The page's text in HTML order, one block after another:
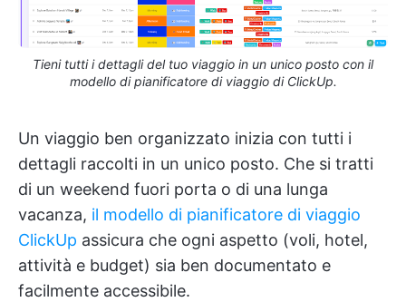
Tieni tutti i dettagli del tuo viaggio in un unico posto con il
modello di pianificatore di viaggio di ClickUp.
Un viaggio ben organizzato inizia con tutti i
dettagli raccolti in un unico posto. Che si tratti
di un weekend fuori porta o di una lunga
vacanza, il modello di pianificatore di viaggio
ClickUp assicura che ogni aspetto (voli, hotel,
attività e budget) sia ben documentato e
facilmente accessibile.